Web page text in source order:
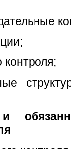
контроля;